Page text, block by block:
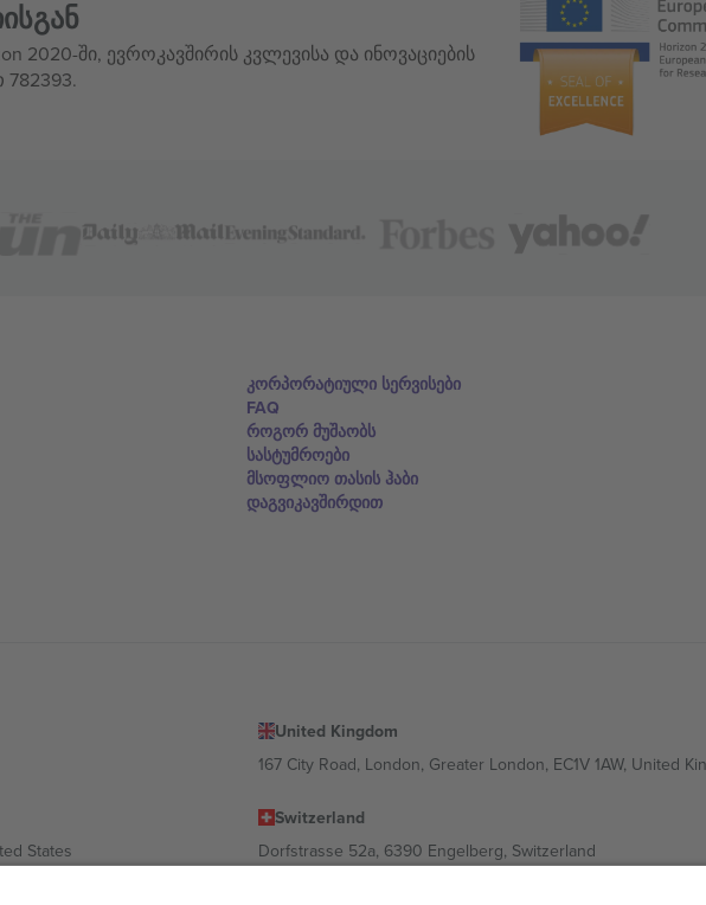
2020-ში, ევროკავშირის კვლევისა და ინოვაციების
782393.
კორპორატიული სერვისები
FAQ
როგორ მუშაობს
სასტუმროები
მსოფლიო თასის ჰაბი
დაგვიკავშირდით
United Kingdom
167 City Road, London, Greater London, EC1V 1AW, United
States
Switzerland
Dorfstrasse 52a, 6390 Engelberg, Switzerland